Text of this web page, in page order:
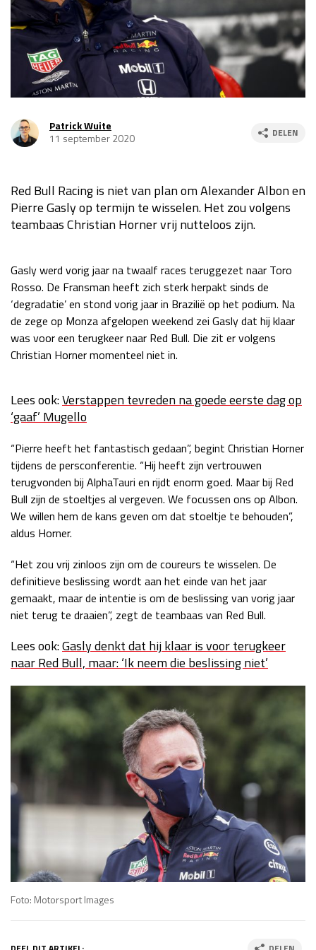
Race
za 13:00 - 15:00
GP VERENIGDE STATEN 2026 23 - 25 okt
Kwalificatie
za 23:00 - 00:00
Kwalificatie
za 22:00 - 23:00
Race
zo 21:00 - 23:00
GP SÃO PAULO 2026
Kwalificatie
za 19:00 - 20:00
Race
zo 18:00 - 20:00
LAS VEGAS GRAND PRIX 2026 20 - 22 nov
GP QATAR 2026 27 - 29 nov
Kwalificatie
Race
zo 17:00 - 19:00
GP ABU DHABI 2026 04 - 06 dec
Kwalificatie
Patrick Wuite
11 september 2020
DELEN
Red Bull Racing is niet van plan om Alexander Albon en
Pierre Gasly op termijn te wisselen. Het zou volgens
teambaas Christian Horner vrij nutteloos zijn.
Gasly werd vorig jaar na twaalf races teruggezet naar Toro
Rosso. De Fransman heeft zich sterk herpakt sinds de
‘degradatie’ en stond vorig jaar in Brazilië op het podium. Na
de zege op Monza afgelopen weekend zei Gasly dat hij klaar
was voor een terugkeer naar Red Bull. Die zit er volgens
Christian Horner momenteel niet in.
Lees ook:Verstappen tevreden na goede eerste dag op
‘gaaf’ Mugello
“Pierre heeft het fantastisch gedaan”, begint Christian Horner
tijdens de persconferentie. “Hij heeft zijn vertrouwen
terugvonden bij AlphaTauri en rijdt enorm goed. Maar bij Red
Bull zijn de stoeltjes al vergeven. We focussen ons op Albon.
We willen hem de kans geven om dat stoeltje te behouden”,
aldus Horner.
“Het zou vrij zinloos zijn om de coureurs te wisselen. De
definitieve beslissing wordt aan het einde van het jaar
gemaakt, maar de intentie is om de beslissing van vorig jaar
niet terug te draaien”, zegt de teambaas van Red Bull.
Lees ook:Gasly denkt dat hij klaar is voor terugkeer
naar Red Bull, maar: ‘Ik neem die beslissing niet’
Foto: Motorsport Images